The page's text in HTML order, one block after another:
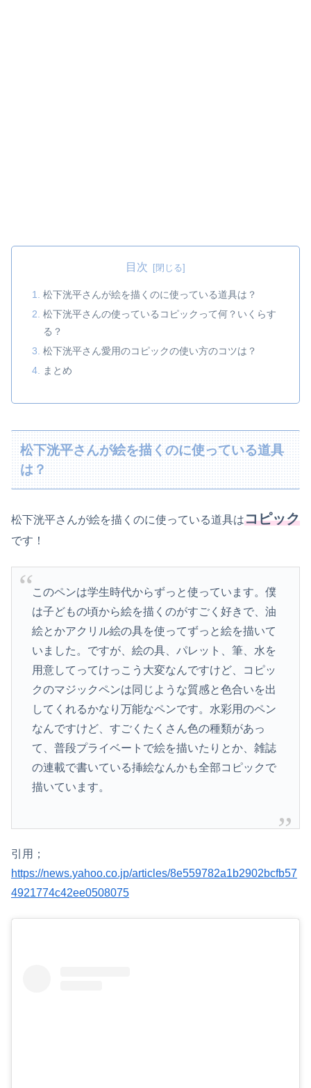
目次
松下洸平さんが絵を描くのに使っている道具は？
松下洸平さんの使っているコピックって何？いくらす
る？
松下洸平さん愛用のコピックの使い方のコツは？
まとめ
松下洸平さんが絵を描くのに使っている道具
は？
松下洸平さんが絵を描くのに使っている道具はコピック
です！
このペンは学生時代からずっと使っています。僕
は子どもの頃から絵を描くのがすごく好きで、油
絵とかアクリル絵の具を使ってずっと絵を描いて
いました。ですが、絵の具、パレット、筆、水を
用意してってけっこう大変なんですけど、コピッ
クのマジックペンは同じような質感と色合いを出
してくれるかなり万能なペンです。水彩用のペン
なんですけど、すごくたくさん色の種類があっ
て、普段プライベートで絵を描いたりとか、雑誌
の連載で書いている挿絵なんかも全部コピックで
描いています。
引用；
https://news.yahoo.co.jp/articles/8e559782a1b2902bcfb57
4921774c42ee0508075